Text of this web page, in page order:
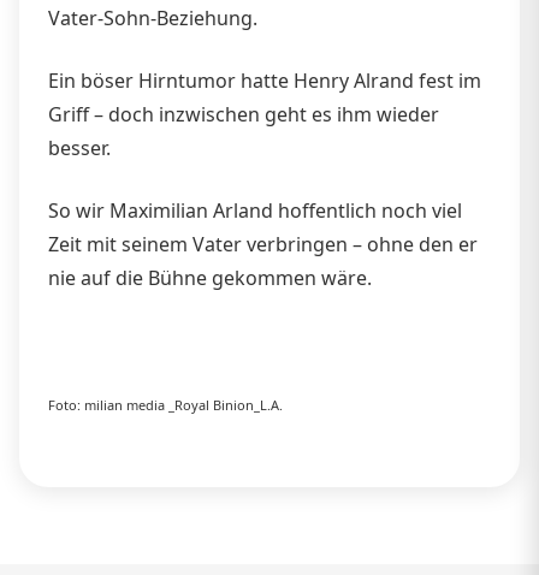
Vater-Sohn-Beziehung.
Ein böser Hirntumor hatte Henry Alrand fest im
Griff – doch inzwischen geht es ihm wieder
besser.
So wir Maximilian Arland hoffentlich noch viel
Zeit mit seinem Vater verbringen – ohne den er
nie auf die Bühne gekommen wäre.
Foto: milian media _Royal Binion_L.A.